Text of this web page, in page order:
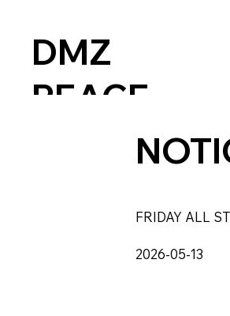
DMZ
PEACE
TRAIN
FESTIVA
FRIDAY ALL
2026-05-13